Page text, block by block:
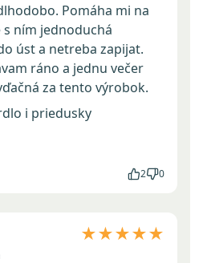
Pomáha mi na
s ním jednoduchá
úst a netreba zapijat.
ráno a jednu večer
za tento výrobok.
i priedusky
2 0
★★★★★